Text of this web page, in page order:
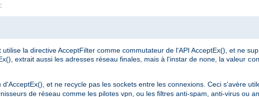
la directive AcceptFilter comme commutateur de l'API AcceptEx(), et ne
extrait aussi les adresses réseau finales, mais à l'instar de none , la valeur
d'AcceptEx(), et ne recycle pas les sockets entre les connexions. Ceci s'avère
de réseau comme les pilotes vpn, ou les filtres anti-spam, anti-virus ou